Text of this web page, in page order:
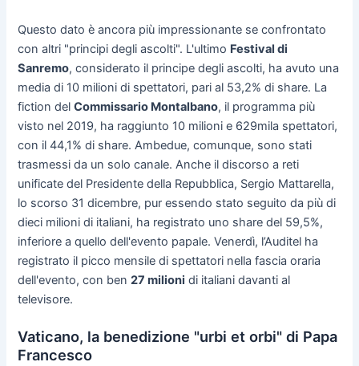
Questo dato è ancora più impressionante se confrontato
con altri "principi degli ascolti". L'ultimo Festival di
Sanremo, considerato il principe degli ascolti, ha avuto una
media di 10 milioni di spettatori, pari al 53,2% di share. La
fiction delCommissario Montalbano, il programma più
visto nel 2019, ha raggiunto 10 milioni e 629mila spettatori,
con il 44,1% di share. Ambedue, comunque, sono stati
trasmessi da un solo canale. Anche il discorso a reti
unificate del Presidente della Repubblica, Sergio Mattarella,
lo scorso 31 dicembre, pur essendo stato seguito da più di
dieci milioni di italiani, ha registrato uno share del 59,5%,
inferiore a quello dell'evento papale. Venerdì, l’Auditel ha
registrato il picco mensile di spettatori nella fascia oraria
dell'evento, con ben27 milioni di italiani davanti al
televisore.
Vaticano, la benedizione "urbi et orbi" di Papa
Francesco